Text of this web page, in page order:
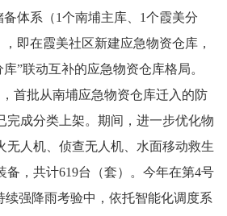
备体系（1个南埔主库、1个霞美分
即在霞美社区新建应急物资仓库，
”联动互补的应急物资仓库格局。
首批从南埔应急物资仓库迁入的防
完成分类上架。期间，进一步优化物
无人机、侦查无人机、水面移动救生
备，共计619台（套）。今年在第4号
续强降雨考验中，依托智能化调度系